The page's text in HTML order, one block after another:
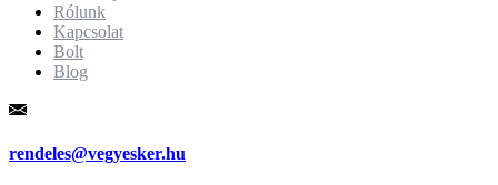
Rólunk
Kapcsolat
Bolt
Blog
rendeles@vegyesker.hu